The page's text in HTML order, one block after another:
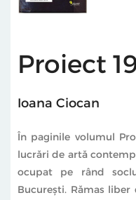
Proiect
Ioana Ciocan
În paginile volumul
lucrări de artă
ocupat pe rând
Bucureşti. Rămas